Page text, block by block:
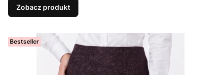
Zobacz produkt
Bestseller